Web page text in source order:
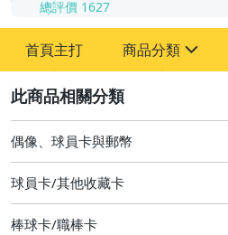
總評價 1627
首頁主打 商品分類
偶像、球員卡與郵幣
偶像、球員卡與郵幣
球員卡/其他收藏卡
棒球卡/職棒卡